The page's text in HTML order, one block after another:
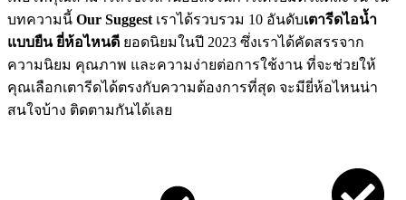
บทความนี้ Our Suggest เราได้รวบรวม 10 อันดับเตารีดไอน้ำ
แบบยืน ยี่ห้อไหนดี ยอดนิยมในปี 2023 ซึ่งเราได้คัดสรรจาก
ความนิยม คุณภาพ และความง่ายต่อการใช้งาน ที่จะช่วยให้
คุณเลือกเตารีดได้ตรงกับความต้องการที่สุด จะมียี่ห้อไหนน่า
สนใจบ้าง ติดตามกันได้เลย